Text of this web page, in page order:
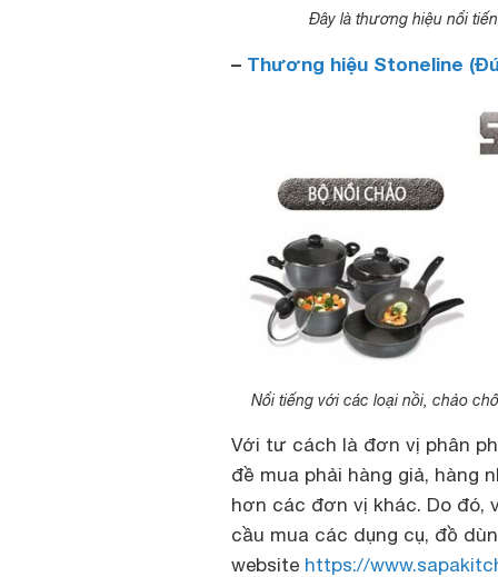
Đây là thương hiệu nổi
– Thương hiệu Stoneline
Nổi tiếng với các loại nồi, chảo
Với tư cách là đơn vị phân
đề mua phải hàng giả, hàng
hơn các đơn vị khác. Do đó,
cầu mua các dụng cụ, đồ
website https://